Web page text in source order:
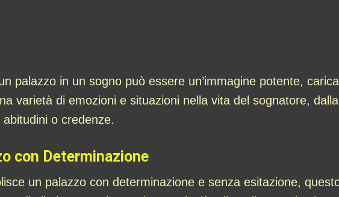
palazzo in un sogno può essere un’immagine potente,
varietà di emozioni e situazioni nella vita del sognatore,
o credenze.
con Determinazione
un palazzo con determinazione e senza esitazione,